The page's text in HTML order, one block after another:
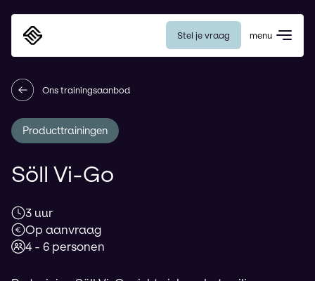
Stel je vraag menu
Ons trainingsaanbod
Producttrainingen
Söll Vi-Go
3 uur
Op aanvraag
4 - 6 personen